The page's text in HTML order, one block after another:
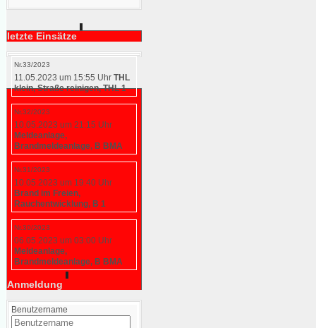
letzte Einsätze
Nr.33/2023
11.05.2023 um 15:55 Uhr THL
klein, Straße reinigen, THL 1
Nr.32/2023
10.05.2023 um 21:15 Uhr
Meldeanlage,
Brandmeldeanlage, B BMA
Nr.31/2023
10.05.2023 um 19:40 Uhr
Brand im Freien,
Rauchentwicklung, B 1
Nr.30/2023
06.05.2023 um 03:00 Uhr
Meldeanlage,
Brandmeldeanlage, B BMA
Anmeldung
Benutzername